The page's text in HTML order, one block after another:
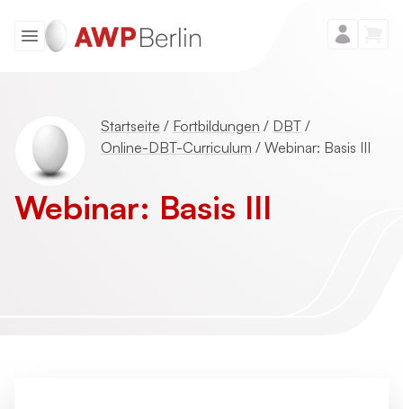
Startseite / Fortbildungen / DBT /
Online-DBT-Curriculum / Webinar: Basis III
Webinar: Basis III